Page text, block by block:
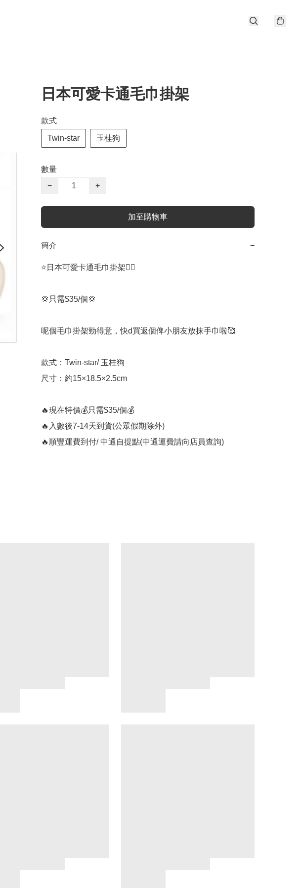
日本可愛卡通毛巾掛架
款式
Twin-star 玉桂狗
數量
−
+
加至購物車
簡介 −
⭐️日本可愛卡通毛巾掛架🖐🏻
💢只需$35/個💢
呢個毛巾掛架勁得意，快d買返個俾小朋友放抹手巾啦🥰
款式：Twin-star/ 玉桂狗
尺寸：約15×18.5×2.5cm
🔥現在特價💰只需$35/個💰
🔥入數後7-14天到貨(公眾假期除外)
🔥順豐運費到付/ 中通自提點(中通運費請向店員查詢)